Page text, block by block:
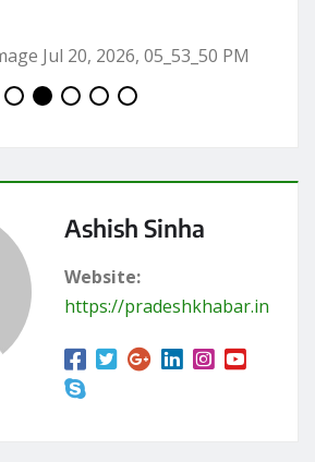
Ashish Sinha
Website:
https://pradeshkhabar.in